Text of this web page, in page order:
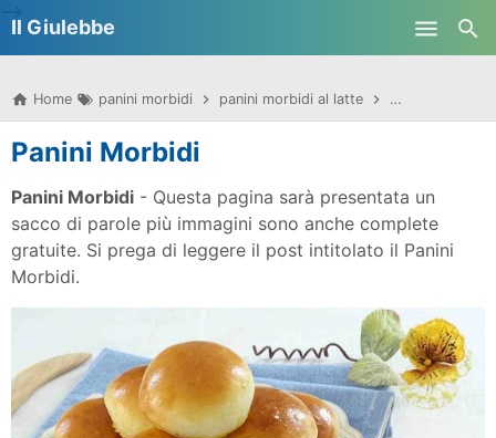
Il Giulebbe
Home panini morbidi panini morbidi al latte panini morbidi
Panini Morbidi
Panini Morbidi - Questa pagina sarà presentata un
sacco di parole più immagini sono anche complete
gratuite. Si prega di leggere il post intitolato il Panini
Morbidi.